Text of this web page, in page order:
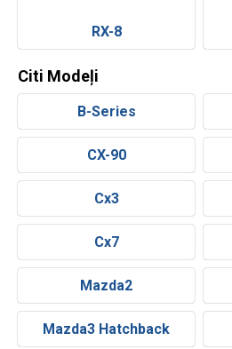
RX-8
Citi Modeļi
B-Series
CX-90
Cx3
Cx7
Mazda2
Mazda3 Hatchback